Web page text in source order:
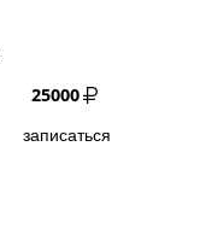
25000
записаться